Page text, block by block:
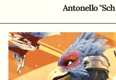
Antonello